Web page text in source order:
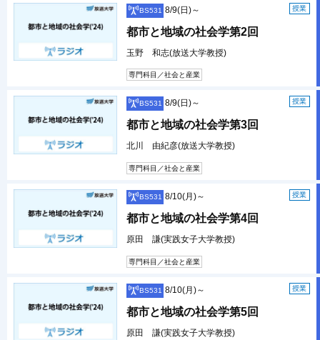
BS531 授業
8/9(日)～
都市と地域の社会学第2回
玉野 和志(放送大学教授)
専門科目／社会と産業
BS531 授業
8/9(日)～
都市と地域の社会学第3回
北川 由紀彦(放送大学教授)
専門科目／社会と産業
BS531 授業
8/10(月)～
都市と地域の社会学第4回
原田 謙(実践女子大学教授)
専門科目／社会と産業
BS531 授業
8/10(月)～
都市と地域の社会学第5回
原田 謙(実践女子大学教授)